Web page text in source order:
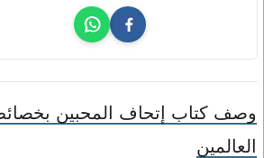
وصف كتاب إتحاف المحبين
العالمين